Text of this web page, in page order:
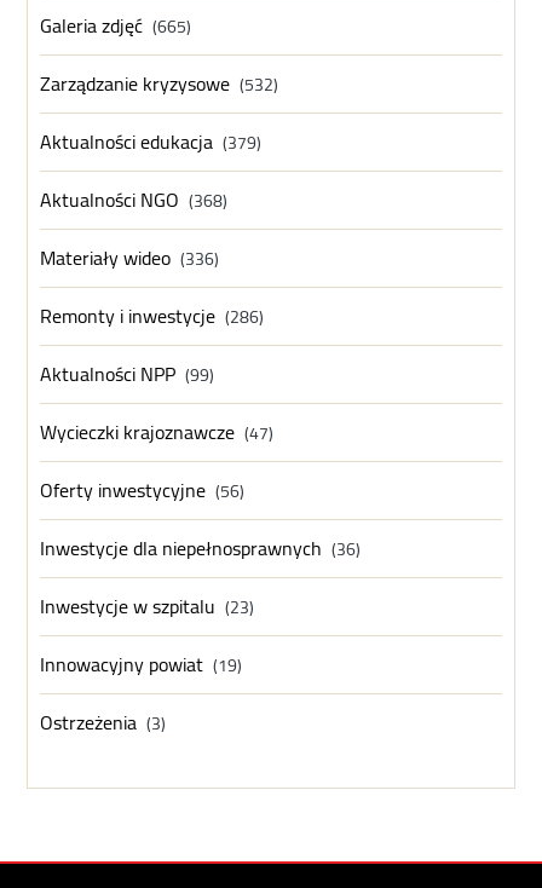
Galeria zdjęć (665)
Zarządzanie kryzysowe (532)
Aktualności edukacja (379)
Aktualności NGO (368)
Materiały wideo (336)
Remonty i inwestycje (286)
Aktualności NPP (99)
Wycieczki krajoznawcze (47)
Oferty inwestycyjne (56)
Inwestycje dla niepełnosprawnych (36)
Inwestycje w szpitalu (23)
Innowacyjny powiat (19)
Ostrzeżenia (3)